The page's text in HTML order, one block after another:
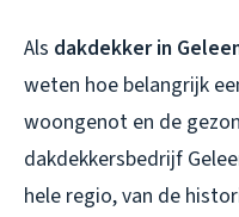
Als dakdekker in
weten hoe belangrijk
woongenot en de
dakdekkersbedrijf
hele regio, van de